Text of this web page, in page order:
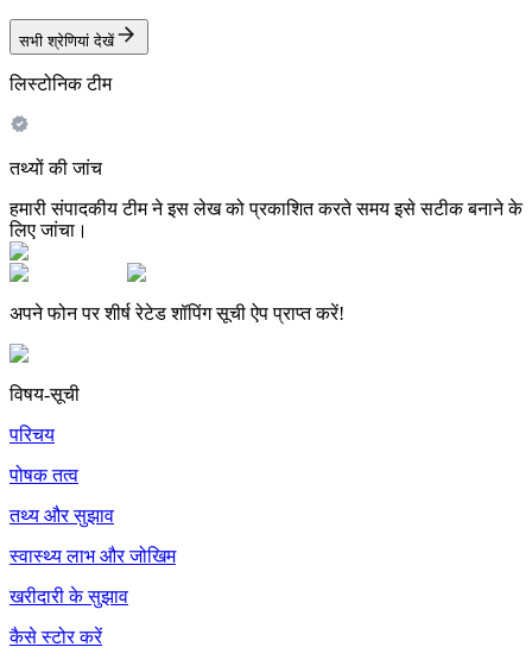
सभी श्रेणियां देखें
लिस्टोनिक टीम
तथ्यों की जांच
हमारी संपादकीय टीम ने इस लेख को प्रकाशित करते समय इसे सटीक बनाने के
लिए जांचा।
अपने फोन पर शीर्ष रेटेड शॉपिंग सूची ऐप प्राप्त करें!
विषय-सूची
परिचय
पोषक तत्व
तथ्य और सुझाव
स्वास्थ्य लाभ और जोखिम
खरीदारी के सुझाव
कैसे स्टोर करें